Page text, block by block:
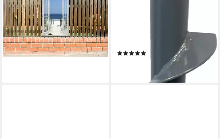
Sichtschutzzaunmatten Blick
auf Strand, mit Fenster-
Illusion
ab 34,95 €
lieferbar - in 6-8 Werktagen bei dir
Handerdbohrer Berger &
Schröter, Erdlochbohrer
70mm, 90mm, 150mm
lieferbar - in 3-4 Werktagen bei dir